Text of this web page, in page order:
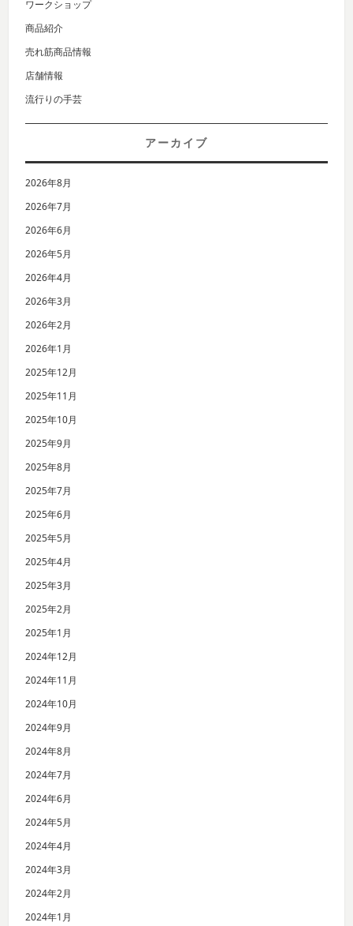
ワークショップ
商品紹介
売れ筋商品情報
店舗情報
流行りの手芸
アーカイブ
2026年8月
2026年7月
2026年6月
2026年5月
2026年4月
2026年3月
2026年2月
2026年1月
2025年12月
2025年11月
2025年10月
2025年9月
2025年8月
2025年7月
2025年6月
2025年5月
2025年4月
2025年3月
2025年2月
2025年1月
2024年12月
2024年11月
2024年10月
2024年9月
2024年8月
2024年7月
2024年6月
2024年5月
2024年4月
2024年3月
2024年2月
2024年1月